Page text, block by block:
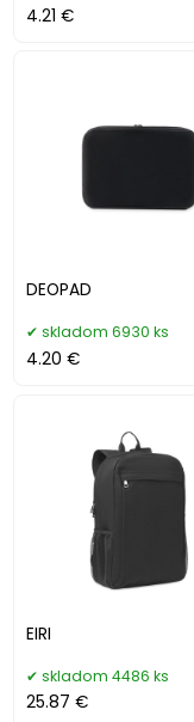
4.21 €
DEOPAD
skladom 6930 ks
4.20 €
EIRI
skladom 4486 ks
25.87 €